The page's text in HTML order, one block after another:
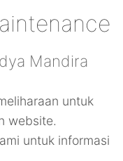
Mandira
untuk
website.
untuk informasi